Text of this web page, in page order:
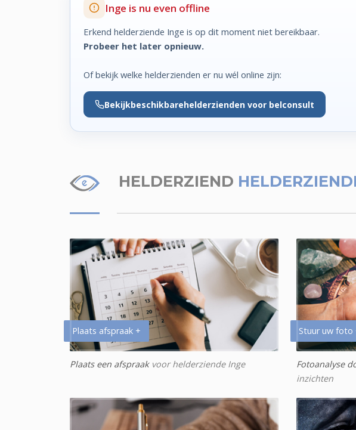
Inge is nu even offline
Erkend helderziende Inge is op dit moment niet bereikbaar.
Probeer het later opnieuw.
Of bekijk welke helderzienden er nu wél online zijn:
Bekijkbeschikbarehelderzienden voor belconsult
HELDERZIEND
Plaats afspraak +
Plaats een afspraakvoor helderziende Inge
Stuur uw foto
Fotoanalyse
inzichten